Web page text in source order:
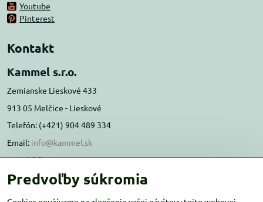
Youtube
Pinterest
Kontakt
Kammel s.r.o.
Zemianske Lieskové 433
913 05 Melčice - Lieskové
Telefón: (+421) 904 489 334
Email: info@kammel.sk
Prevádzka:
Administratívna budova PD Melčice
Predvoľby súkromia